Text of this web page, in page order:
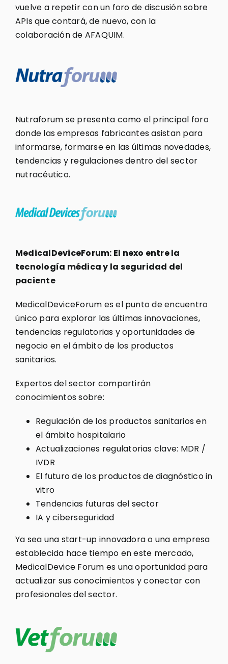
vuelve a repetir con un foro de discusión sobre
APIs que contará, de nuevo, con la
colaboración de AFAQUIM.
Nutraforum se presenta como el principal foro
donde las empresas fabricantes asistan para
informarse, formarse en las últimas novedades,
tendencias y regulaciones dentro del sector
nutracéutico.
MedicalDeviceForum: El nexo entre la
tecnología médica y la seguridad del
paciente
MedicalDeviceForum es el punto de encuentro
único para explorar las últimas innovaciones,
tendencias regulatorias y oportunidades de
negocio en el ámbito de los productos
sanitarios.
Expertos del sector compartirán
conocimientos sobre:
Regulación de los productos sanitarios en
el ámbito hospitalario
Actualizaciones regulatorias clave: MDR /
IVDR
El futuro de los productos de diagnóstico in
vitro
Tendencias futuras del sector
IA y ciberseguridad
Ya sea una start-up innovadora o una empresa
establecida hace tiempo en este mercado,
MedicalDevice Forum es una oportunidad para
actualizar sus conocimientos y conectar con
profesionales del sector.